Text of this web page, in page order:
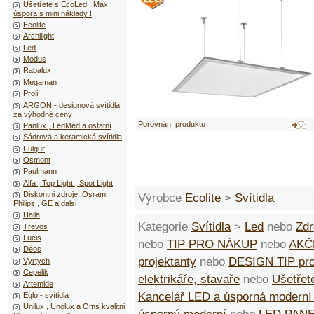
Porovnání produktu
Výrobce Ecolite > Svítidla
Kategorie Svítidla > Led nebo
nebo TIP PRO NÁKUP nebo
projektanty nebo DESIGN TIP
elektrikáře, stavaře nebo
Kancelář LED a úsporná
Ušetřete s EcoLed ! Max
úspora s mini náklady !
Ecolite
Archilight
Led
Modus
Rabalux
Megaman
Proli
ARGON - designová svítidla
za výhodné ceny
Panlux , LedMed a ostatní
Sádrová a keramická svítidla
Fulgur
Osmont
Paulmann
Alfa , Top Light , Spot Light
Diskontni zdroje, Osram ,
Philips , GE a dalsi
Halla
Trevos
Lucis
Deos
Vyrtych
Cepelik
Artemide
Eglo - svítidla
Unilux , Unolux a Oms kvalitni